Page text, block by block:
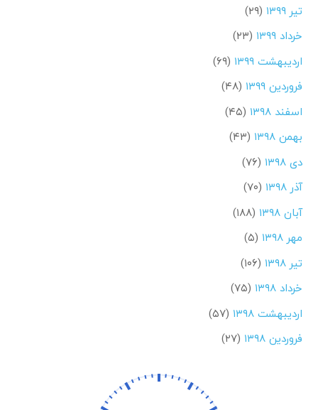
تیر ۱۳۹۹
(۲۹)
خرداد ۱۳۹۹
(۲۳)
اردیبهشت ۱۳۹۹
(۶۹)
فروردین ۱۳۹۹
(۴۸)
اسفند ۱۳۹۸
(۴۵)
بهمن ۱۳۹۸
(۴۳)
دی ۱۳۹۸
(۷۶)
آذر ۱۳۹۸
(۷۰)
آبان ۱۳۹۸
(۱۸۸)
مهر ۱۳۹۸
(۵)
تیر ۱۳۹۸
(۱۰۶)
خرداد ۱۳۹۸
(۷۵)
اردیبهشت ۱۳۹۸
(۵۷)
فروردین ۱۳۹۸
(۲۷)